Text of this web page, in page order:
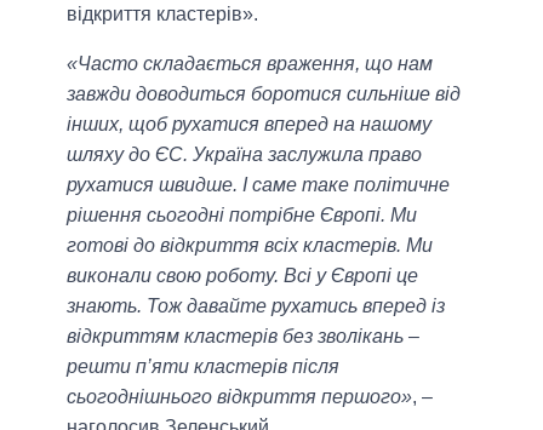
відкриття кластерів».
«Часто складається враження, що нам
завжди доводиться боротися сильніше від
інших, щоб рухатися вперед на нашому
шляху до ЄС. Україна заслужила право
рухатися швидше. І саме таке політичне
рішення сьогодні потрібне Європі. Ми
готові до відкриття всіх кластерів. Ми
виконали свою роботу. Всі у Європі це
знають. Тож давайте рухатись вперед із
відкриттям кластерів без зволікань –
решти п’яти кластерів після
сьогоднішнього відкриття першого», –